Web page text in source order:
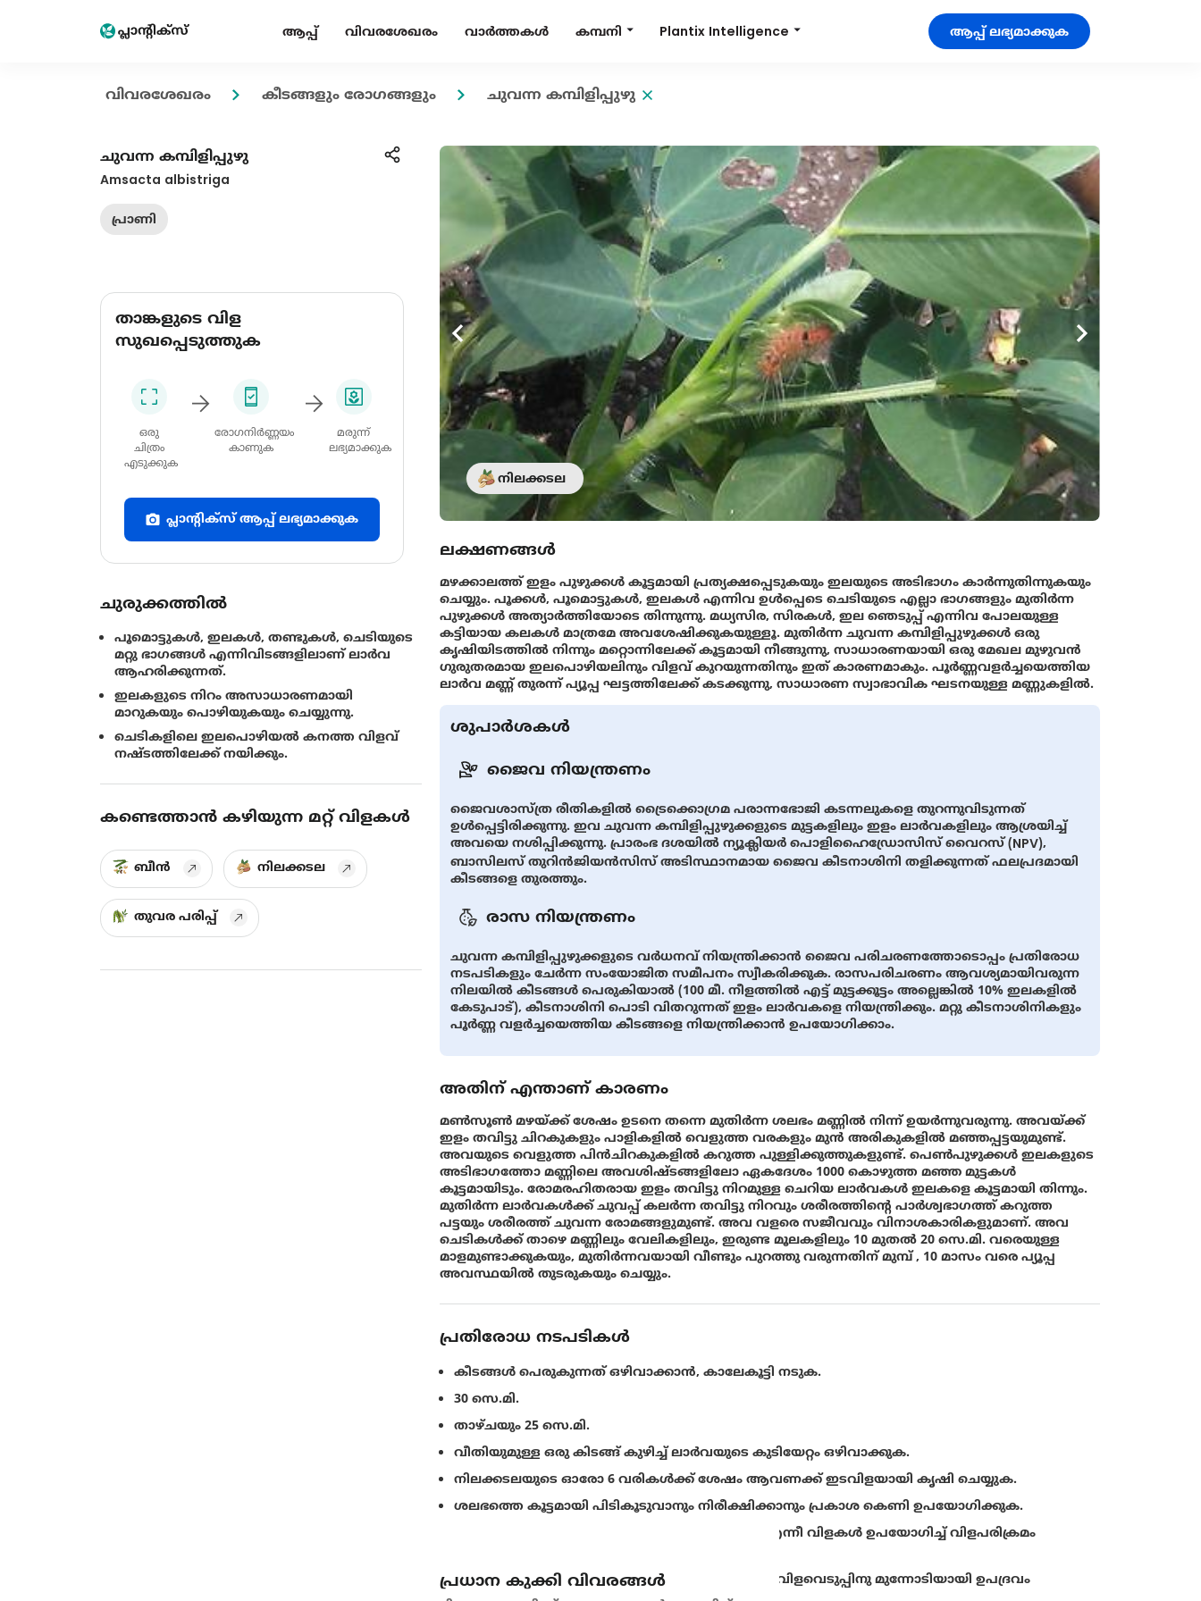
ആപ്പ് വിവരശേഖരം വാർത്തകൾ കമ്പനി Plantix Intelligence ആപ്പ് ലഭ്യമാക്കുക
വിവരശേഖരം കീടങ്ങളും രോഗങ്ങളും ചുവന്ന കമ്പിളിപ്പുഴു
ചുവന്ന കമ്പിളിപ്പുഴു
Amsacta albistriga
പ്രാണി
താങ്കളുടെ വിള
സുഖപ്പെടുത്തുക
ഒരു
ചിത്രം
എടുക്കുക
രോഗനിർണ്ണയം
കാണുക
മരുന്ന്
ലഭ്യമാക്കുക
പ്ലാന്റിക്സ് ആപ്പ് ലഭ്യമാക്കുക
ചുരുക്കത്തിൽ
പൂമൊട്ടുകള്‍, ഇലകള്‍, തണ്ടുകള്‍, ചെടിയുടെ
മറ്റു ഭാഗങ്ങള്‍ എന്നിവിടങ്ങളിലാണ് ലാര്‍വ
ആഹരിക്കുന്നത്.
ഇലകളുടെ നിറം അസാധാരണമായി
മാറുകയും പൊഴിയുകയും ചെയ്യുന്നു.
ചെടികളിലെ ഇലപൊഴിയല്‍ കനത്ത വിളവ്
നഷ്ടത്തിലേക്ക്‌ നയിക്കും.
കണ്ടെത്താൻ കഴിയുന്ന മറ്റ് വിളകൾ
ബീൻ നിലക്കടല
തുവര പരിപ്പ്
നിലക്കടല
ലക്ഷണങ്ങൾ
മഴക്കാലത്ത് ഇളം പുഴുക്കള്‍ കൂട്ടമായി പ്രത്യക്ഷപ്പെടുകയും ഇലയുടെ അടിഭാഗം കാര്‍ന്നുതിന്നുകയും
ചെയ്യും. പൂക്കള്‍, പൂമൊട്ടുകള്‍, ഇലകള്‍ എന്നിവ ഉള്‍പ്പെടെ ചെടിയുടെ എല്ലാ ഭാഗങ്ങളും മുതിര്‍ന്ന
പുഴുക്കള്‍ അത്യാർത്തിയോടെ തിന്നുന്നു. മധ്യസിര, സിരകള്‍, ഇല ഞെടുപ്പ് എന്നിവ പോലയുള്ള
കട്ടിയായ കലകൾ മാത്രമേ അവശേഷിക്കുകയുള്ളൂ. മുതിര്‍ന്ന ചുവന്ന കമ്പിളിപ്പുഴുക്കൾ ഒരു
കൃഷിയിടത്തില്‍ നിന്നും മറ്റൊന്നിലേക്ക് കൂട്ടമായി നീങ്ങുന്നു, സാധാരണയായി ഒരു മേഖല മുഴുവന്‍
ഗുരുതരമായ ഇലപൊഴിയലിനും വിളവ്‌ കുറയുന്നതിനും ഇത് കാരണമാകും. പൂര്‍ണ്ണവളര്‍ച്ചയെത്തിയ
ലാര്‍വ മണ്ണ് തുരന്ന് പ്യൂപ്പ ഘട്ടത്തിലേക്ക് കടക്കുന്നു, സാധാരണ സ്വാഭാവിക ഘടനയുള്ള മണ്ണുകളില്‍.
ശുപാർശകൾ
ജൈവ നിയന്ത്രണം
ജൈവശാസ്ത്ര രീതികളില്‍ ട്രൈക്കൊഗ്രമ പരാന്നഭോജി കടന്നലുകളെ തുറന്നുവിടുന്നത്
ഉൾപ്പെട്ടിരിക്കുന്നു. ഇവ ചുവന്ന കമ്പിളിപ്പുഴുക്കളുടെ മുട്ടകളിലും ഇളം ലാര്‍വകളിലും ആശ്രയിച്ച്
അവയെ നശിപ്പിക്കുന്നു. പ്രാരംഭ ദശയില്‍ ന്യൂക്ലിയര്‍ പൊളിഹൈഡ്രോസിസ് വൈറസ് (NPV),
ബാസിലസ് തുറിൻജിയൻസിസ് അടിസ്ഥാനമായ ജൈവ കീടനാശിനി തളിക്കുന്നത് ഫലപ്രദമായി
കീടങ്ങളെ തുരത്തും.
രാസ നിയന്ത്രണം
ചുവന്ന കമ്പിളിപ്പുഴുക്കളുടെ വര്‍ധനവ്‌ നിയന്ത്രിക്കാന്‍ ജൈവ പരിചരണത്തോടൊപ്പം പ്രതിരോധ
നടപടികളും ചേര്‍ന്ന സംയോജിത സമീപനം സ്വീകരിക്കുക. രാസപരിചരണം ആവശ്യമായിവരുന്ന
നിലയിൽ കീടങ്ങൾ പെരുകിയാൽ (100 മീ. നീളത്തില്‍ എട്ട് മുട്ടക്കൂട്ടം അല്ലെങ്കില്‍ 10% ഇലകളില്‍
കേടുപാട്), കീടനാശിനി പൊടി വിതറുന്നത് ഇളം ലാർവകളെ നിയന്ത്രിക്കും. മറ്റു കീടനാശിനികളും
പൂര്‍ണ്ണ വളര്‍ച്ചയെത്തിയ കീടങ്ങളെ നിയന്ത്രിക്കാന്‍ ഉപയോഗിക്കാം.
അതിന് എന്താണ് കാരണം
മണ്‍സൂണ്‍ മഴയ്ക്ക്‌ ശേഷം ഉടനെ തന്നെ മുതിര്‍ന്ന ശലഭം മണ്ണില്‍ നിന്ന് ഉയര്‍ന്നുവരുന്നു. അവയ്ക്ക്
ഇളം തവിട്ടു ചിറകുകളും പാളികളില്‍ വെളുത്ത വരകളും മുന്‍ അരികുകളില്‍ മഞ്ഞപ്പട്ടയുമുണ്ട്.
അവയുടെ വെളുത്ത പിന്‍ചിറകുകളില്‍ കറുത്ത പുള്ളിക്കുത്തുകളുണ്ട്. പെണ്‍പുഴുക്കള്‍ ഇലകളുടെ
അടിഭാഗത്തോ മണ്ണിലെ അവശിഷ്ടങ്ങളിലോ ഏകദേശം 1000 കൊഴുത്ത മഞ്ഞ മുട്ടകള്‍
കൂട്ടമായിടും. രോമരഹിതരായ ഇളം തവിട്ടു നിറമുള്ള ചെറിയ ലാര്‍വകള്‍ ഇലകളെ കൂട്ടമായി തിന്നും.
മുതിര്‍ന്ന ലാര്‍വകള്‍ക്ക് ചുവപ്പ് കലര്‍ന്ന തവിട്ടു നിറവും ശരീരത്തിൻ്റെ പാര്‍ശ്വഭാഗത്ത്‌ കറുത്ത
പട്ടയും ശരീരത്ത് ചുവന്ന രോമങ്ങളുമുണ്ട്. അവ വളരെ സജീവവും വിനാശകാരികളുമാണ്. അവ
ചെടികള്‍ക്ക് താഴെ മണ്ണിലും വേലികളിലും, ഇരുണ്ട മൂലകളിലും 10 മുതല്‍ 20 സെ.മി. വരെയുള്ള
മാളമുണ്ടാക്കുകയും, മുതിര്‍ന്നവയായി വീണ്ടും പുറത്തു വരുന്നതിന് മുമ്പ് , 10 മാസം വരെ പ്യൂപ്പ
അവസ്ഥയില്‍ തുടരുകയും ചെയ്യും.
പ്രതിരോധ നടപടികൾ
കീടങ്ങള്‍ പെരുകുന്നത് ഒഴിവാക്കാന്‍, കാലേകൂട്ടി നടുക.
30 സെ.മി.
താഴ്ചയും 25 സെ.മി.
വീതിയുമുള്ള ഒരു കിടങ്ങ് കുഴിച്ച് ലാര്‍വയുടെ കുടിയേറ്റം ഒഴിവാക്കുക.
നിലക്കടലയുടെ ഓരോ 6 വരികള്‍ക്ക് ശേഷം ആവണക്ക് ഇടവിളയായി കൃഷി ചെയ്യുക.
ശലഭത്തെ കൂട്ടമായി പിടികൂടുവാനും നിരീക്ഷിക്കാനും പ്രകാശ കെണി ഉപയോഗിക്കുക.
ചോളം, ബജ്റ അല്ലെങ്കില്‍ അരിച്ചോളം എന്നിവ എന്നീ വിളകൾ ഉപയോഗിച്ച് വിളപരിക്രമം
ദൈർഘ്യമേറിയ മധ്യകാല വരള്‍ച്ച ഒഴിവാക്കാനും വിളവെടുപ്പിനു മുന്നോടിയായി ഉപദ്രവം
പ്രധാന കുക്കി വിവരങ്ങള്‍